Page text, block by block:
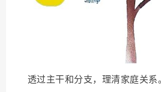
透过主干和分支，理清家庭关系